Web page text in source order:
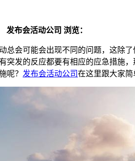
发布会活动公司 浏览：
会可能会出现不同的问题，这除了
突发的反应都要有相应的应急措施
呢？ 发布会活动公司在这里跟大家简